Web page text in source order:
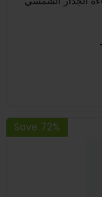
Save 72%